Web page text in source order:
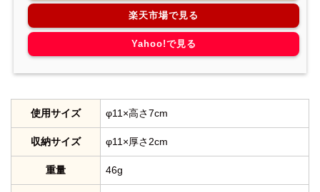
楽天市場で見る
Yahoo!で見る
使用サイズ φ11×高さ7cm
収納サイズ φ11×厚さ2cm
重量 46g